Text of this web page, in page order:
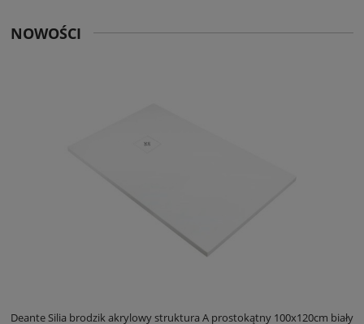
NOWOŚCI
Deante Silia brodzik akrylowy struktura A prostokątny 100x120cm biały